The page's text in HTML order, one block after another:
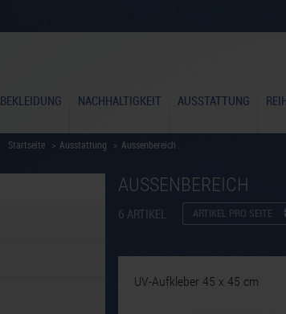
BEKLEIDUNG NACHHALTIGKEIT AUSSTATTUNG
Startseite > Ausstattung > Aussenbereich
AUSSENBEREICH
6 ARTIKEL ARTIKEL PRO SEITE
UV-Aufkleber 45 x 45 cm